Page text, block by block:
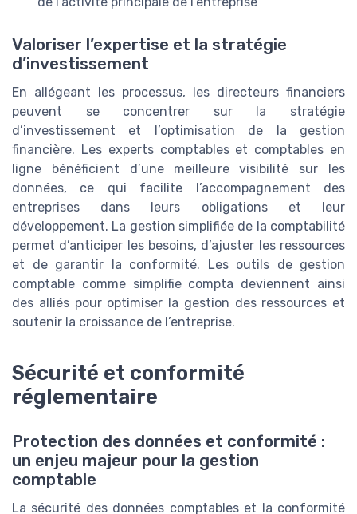
Valoriser l’expertise et la stratégie
d’investissement
En allégeant les processus, les directeurs financiers
peuvent se concentrer sur la stratégie
d’investissement et l’optimisation de la gestion
financière. Les experts comptables et comptables en
ligne bénéficient d’une meilleure visibilité sur les
données, ce qui facilite l’accompagnement des
entreprises dans leurs obligations et leur
développement. La gestion simplifiée de la comptabilité
permet d’anticiper les besoins, d’ajuster les ressources
et de garantir la conformité. Les outils de gestion
comptable comme simplifie compta deviennent ainsi
des alliés pour optimiser la gestion des ressources et
soutenir la croissance de l’entreprise.
Sécurité et conformité
réglementaire
Protection des données et conformité :
un enjeu majeur pour la gestion
comptable
La sécurité des données comptables et la conformité